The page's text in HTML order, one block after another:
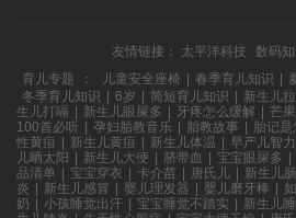
友情链接： 太平洋科技 数码
育儿专题
： 儿童安全座椅 | 春季育儿知识 |
冬季育儿知识 | 6岁 | 简短育儿知识 | 新生儿
生儿打嗝 | 新生儿眼屎多 | 牙疼怎么缓解 | 芒
100首必听 | 孕妇胎教音乐 | 胎教故事 | 胎记
性黄疸 | 新生儿黄疸 | 新生儿体温 | 早产儿智力
儿晒太阳 | 新生儿大便 | 脐带血 | 宝宝眼屎多 |
品清单 | 宝宝穿衣 | 卡介苗 | 唐氏儿 | 新生儿
炎 | 新生儿感冒 | 婴儿理发器 | 婴儿磨牙棒 |
奶 | 小孩睡觉出汗 | 宝宝睡觉不踏实 | 新生儿